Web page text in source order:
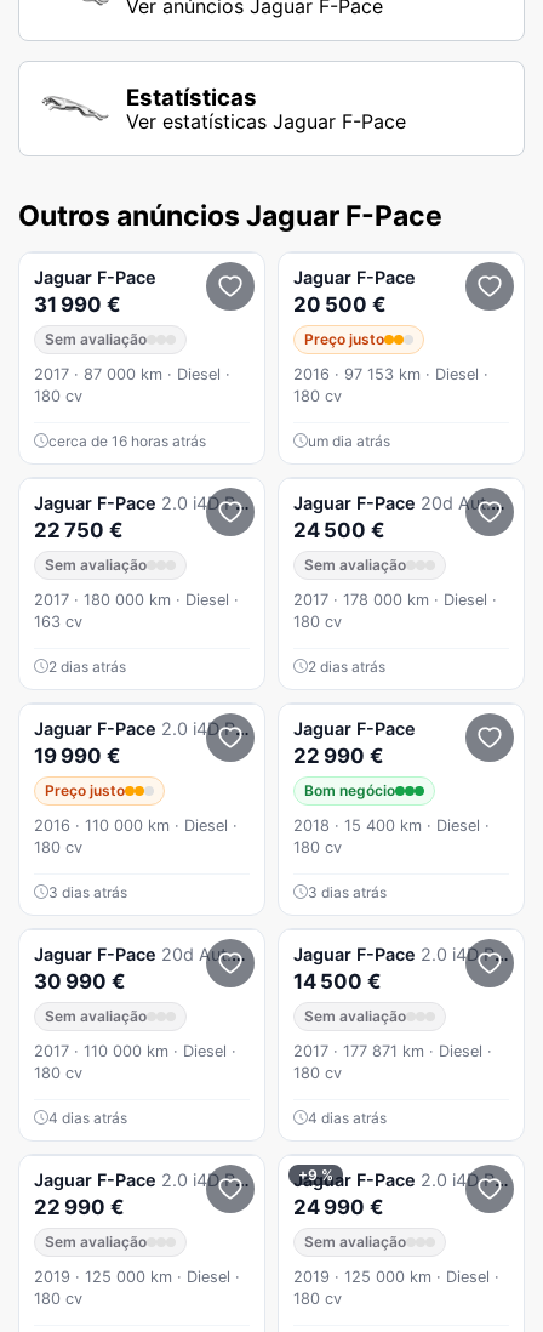
Ver anúncios Jaguar F-Pace
Estatísticas
Ver estatísticas Jaguar F-Pace
Outros anúncios Jaguar F-Pace
Jaguar F-Pace
31 990 €
Sem avaliação
2017 · 87 000 km · Diesel ·
180 cv
cerca de 16 horas atrás
Jaguar F-Pace
20 500 €
Preço justo
2016 · 97 153 km · Diesel ·
180 cv
um dia atrás
Jaguar F-Pace 2.0 i4D Prestige
22 750 €
Sem avaliação
2017 · 180 000 km · Diesel ·
163 cv
2 dias atrás
Jaguar F-Pace 20d Aut. R-Sport
24 500 €
Sem avaliação
2017 · 178 000 km · Diesel ·
180 cv
2 dias atrás
Jaguar F-Pace 2.0 i4D Prestige Aut.
19 990 €
Preço justo
2016 · 110 000 km · Diesel ·
180 cv
3 dias atrás
Jaguar F-Pace
22 990 €
Bom negócio
2018 · 15 400 km · Diesel ·
180 cv
3 dias atrás
Jaguar F-Pace 20d Aut. R-Sport
30 990 €
Sem avaliação
2017 · 110 000 km · Diesel ·
180 cv
4 dias atrás
Jaguar F-Pace 2.0 i4D Pure AWD Aut.
14 500 €
Sem avaliação
2017 · 177 871 km · Diesel ·
180 cv
4 dias atrás
Jaguar F-Pace 2.0 i4D Portfolio Aut.
22 990 €
Sem avaliação
2019 · 125 000 km · Diesel ·
180 cv
+9 %
Jaguar F-Pace 2.0 i4D Portfolio Aut.
24 990 €
Sem avaliação
2019 · 125 000 km · Diesel ·
180 cv